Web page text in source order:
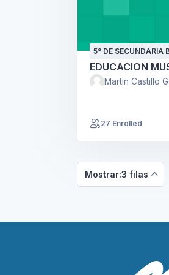
5° DE SECUNDARIA
EDUCACION
Martin Castillo
27 Enrolled
Mostrar:3 filas